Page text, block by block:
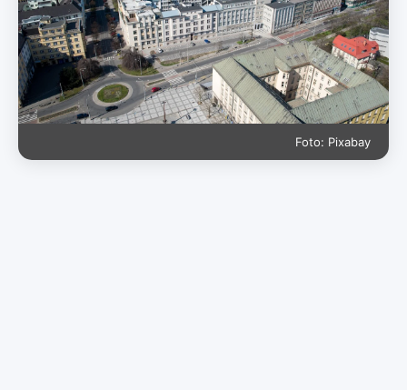
Foto: Pixabay